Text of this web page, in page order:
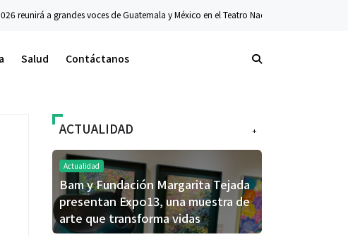
reunirá a grandes voces de Guatemala y México en el Teatro Nacional
Salud Contáctanos
+
ACTUALIDAD
Actualidad
Bam y Fundación Margarita Tejada
presentan Expo13, una muestra de
arte que transforma vidas